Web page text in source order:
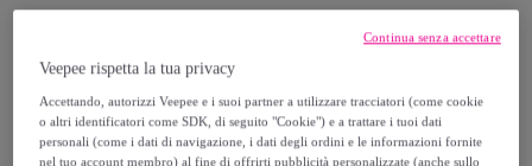
Consegna
Spedizione gratuita
Veepee rispetta la tua privacy
Accettando, autorizzi Veepee e i suoi partner a utilizzare tracciatori (come cookie
o altri identificatori come SDK, di seguito "Cookie") e a trattare i tuoi dati
personali (come i dati di navigazione, i dati degli ordini e le informazioni fornite
nel tuo account membro) al fine di offrirti pubblicità personalizzate (anche sullo
Continua senza accettare